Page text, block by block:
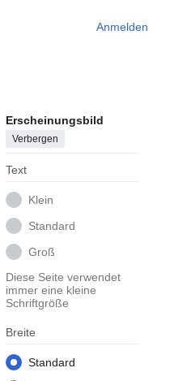
Anmelden
Erscheinungsbild
Verbergen
Text
Klein
Standard
Groß
Diese Seite verwendet
immer eine kleine
Schriftgröße
Breite
Standard